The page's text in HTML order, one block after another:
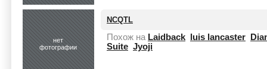
нет
фотографии
NCQTL
Похож на Laidback luis lancaster
Suite Jyoji